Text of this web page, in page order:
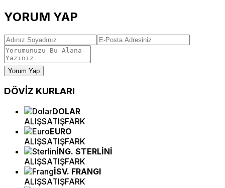
YORUM YAP
Yorum Yap
DÖVİZ KURLARI
DOLAR
ALIŞSATIŞFARK
EURO
ALIŞSATIŞFARK
İNG. STERLİNİ
ALIŞSATIŞFARK
İSV. FRANGI
ALIŞSATIŞFARK